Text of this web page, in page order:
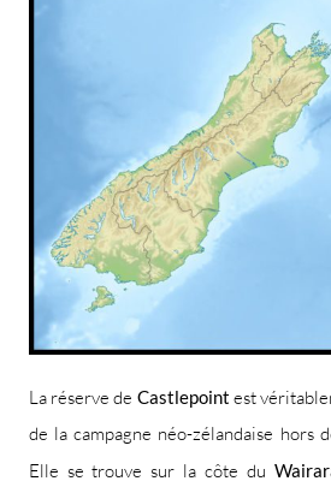
La réserve de Castlepoint est
de la campagne néo-zélandaise hors
Elle se trouve sur la côte du